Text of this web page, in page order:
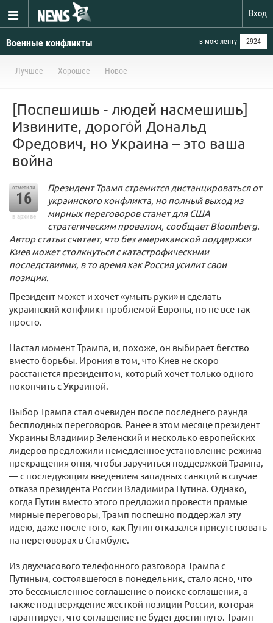
Вход
Военные конфликты в мою ленту 2924
Лучшее Хорошее Новое
[Поспешишь - людей насмешишь]
Извините, дорого́й Дональд
Фредович, но Украина – это ваша
война
отметили
16
в архиве
Президент Трамп стремится дистанцироваться от
украинского конфликта, но полный выход из
мирных переговоров станет для США
стратегическим провалом, сообщает Bloomberg.
Автор статьи считает, что без американской поддержки
Киев может столкнуться с катастрофическими
последствиями, в то время как Россия усилит свои
позиции.
Президент может и хочет «умыть руки» и сделать
украинский конфликт проблемой Европы, но не все так
просто.
Настал момент Трампа, и, похоже, он выбирает бегство
вместо борьбы. Ирония в том, что Киев не скоро
расстанется президентом, который хочет только одного —
покончить с Украиной.
Выбор Трампа стал очевиден после последнего раунда
бесплодных переговоров. Ранее в этом месяце президент
Украины Владимир Зеленский и несколько европейских
лидеров предложили немедленное установление режима
прекращения огня, чтобы заручиться поддержкой Трампа,
— с последующим введением западных санкций в случае
отказа президента России Владимира Путина. Однако,
когда Путин вместо этого предложил провести прямые
мирные переговоры, Трамп поспешно поддержал эту
идею, даже после того, как Путин отказался присутствовать
на переговорах в Стамбуле.
Из двухчасового телефонного разговора Трампа с
Путиным, состоявшегося в понедельник, стало ясно, что
это бессмысленное соглашение о поиске соглашения, а
также подтверждение жесткой позиции России, которая
гарантирует, что соглашение не будет достигнуто. Трамп